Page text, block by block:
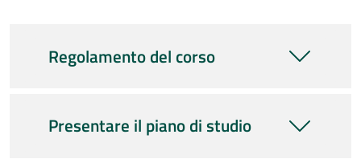
Regolamento del corso
Presentare il piano di studio